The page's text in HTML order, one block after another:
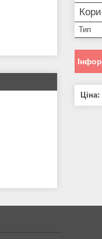
Тип
Ціна: